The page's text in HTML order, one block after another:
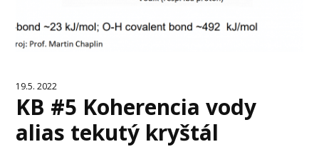
19.5. 2022
KB #5 Koherencia vody
alias tekutý kryštál